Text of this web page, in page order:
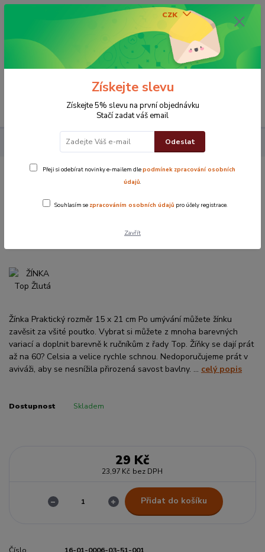
CZK
0 Kč
ŽÍNKA Top Žlutá
Žínka Praktický rozměr 15 x 21 cm Po umývání můžete žínku
zavěsit za všité poutko. Vybrat si můžete z mnoha barevných
variací a doplnit barevně k ručníkům z řady Top. Žíňky se dají prát
až na 60? Celsia a velice rychle schnou. Nedoporučujeme prát v
aviváži, aby se nesnížila přirozená savost bavlny. ... celý popis
Dostupnost Skladem
29 Kč
23,97 Kč bez DPH
Přidat do košíku
Získejte slevu
Získejte 5% slevu na první objednávku
Stačí zadat váš email
Odeslat
Přeji si odebírat novinky e-mailem dlepodmínek zpracování osobních
údajů.
Souhlasím se zpracováním osobních údajů pro účely registrace.
Zavřít